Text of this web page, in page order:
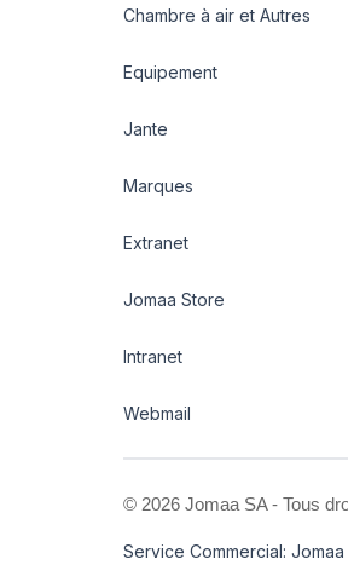
Chambre à air et Autres
Equipement
Jante
Marques
Extranet
Jomaa Store
Intranet
Webmail
© 2026 Jomaa SA - Tous
Service Commercial: Jomaa